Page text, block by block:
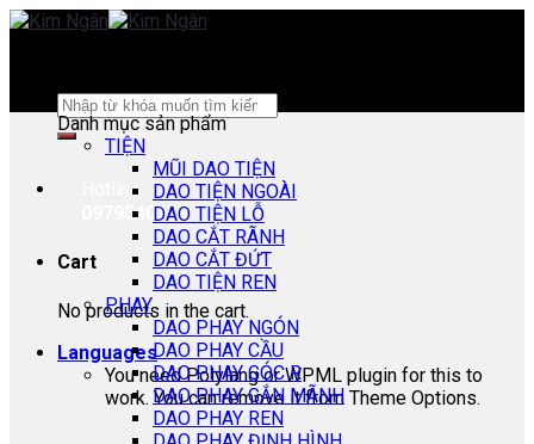
Skip
Search
for:
Hotline:
0979540178
Cart
No products in the cart.
Languages
You need Polylang or WPML plugin for this to
work. You can remove it from Theme Options.
Danh mục sản phẩm
TIỆN
MŨI DAO TIỆN
DAO TIỆN NGOÀI
DAO TIỆN LỖ
DAO CẮT RÃNH
DAO CẮT ĐỨT
DAO TIỆN REN
PHAY
DAO PHAY NGÓN
DAO PHAY CẦU
DAO PHAY GÓC R
DAO PHAY GẮN MÃNH
DAO PHAY REN